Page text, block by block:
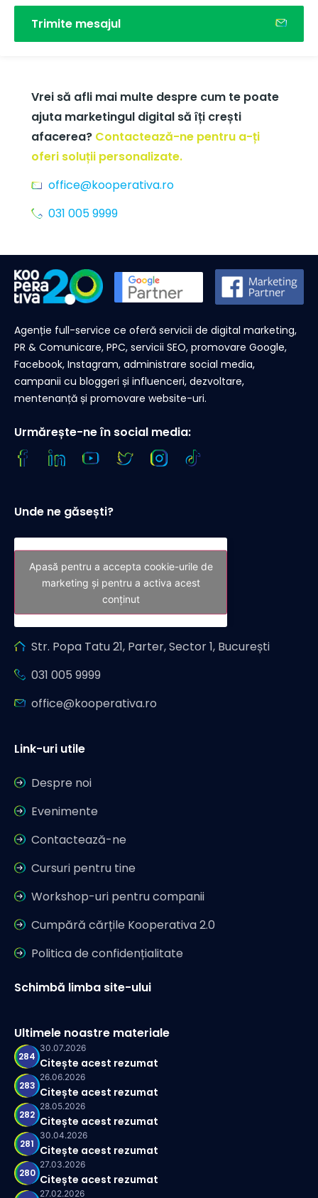
Trimite mesajul
Vrei să afli mai multe despre cum te poate
ajuta marketingul digital să îți crești
afacerea? Contactează-ne pentru a-ți
oferi soluții personalizate.
office@kooperativa.ro
031 005 9999
Agenție full-service ce oferă servicii de digital marketing,
PR & Comunicare, PPC, servicii SEO, promovare Google,
Facebook, Instagram, administrare social media,
campanii cu bloggeri și influenceri, dezvoltare,
mentenanță și promovare website-uri.
Urmărește-ne în social media:
Link-uri utile
Despre noi
Evenimente
Contactează-ne
Cursuri pentru tine
Workshop-uri pentru companii
Cumpără cărțile Kooperativa 2.0
Politica de confidențialitate
Schimbă limba site-ului
Unde ne găsești?
Apasă pentru a accepta cookie-urile de
marketing și pentru a activa acest
conținut
Str. Popa Tatu 21, Parter, Sector 1, București
031 005 9999
office@kooperativa.ro
Ultimele noastre materiale
284
30.07.2026
Citește acest rezumat
283
26.06.2026
Citește acest rezumat
282
28.05.2026
Citește acest rezumat
281
30.04.2026
Citește acest rezumat
280
27.03.2026
Citește acest rezumat
27.02.2026